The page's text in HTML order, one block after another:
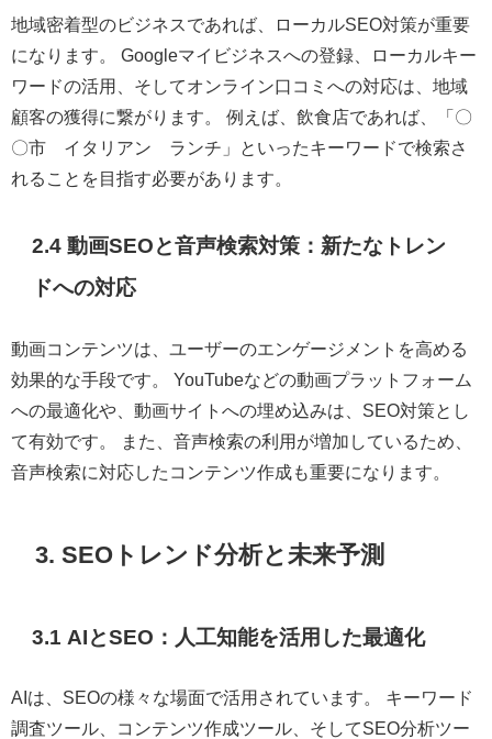
地域密着型のビジネスであれば、ローカルSEO対策が重要
になります。 Googleマイビジネスへの登録、ローカルキー
ワードの活用、そしてオンライン口コミへの対応は、地域
顧客の獲得に繋がります。 例えば、飲食店であれば、「〇
〇市 イタリアン ランチ」といったキーワードで検索さ
れることを目指す必要があります。
2.4 動画SEOと音声検索対策：新たなトレン
ドへの対応
動画コンテンツは、ユーザーのエンゲージメントを高める
効果的な手段です。 YouTubeなどの動画プラットフォーム
への最適化や、動画サイトへの埋め込みは、SEO対策とし
て有効です。 また、音声検索の利用が増加しているため、
音声検索に対応したコンテンツ作成も重要になります。
3. SEOトレンド分析と未来予測
3.1 AIとSEO：人工知能を活用した最適化
AIは、SEOの様々な場面で活用されています。 キーワード
調査ツール、コンテンツ作成ツール、そしてSEO分析ツー